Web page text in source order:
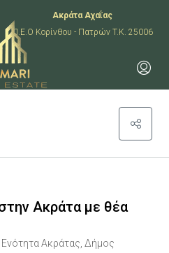
Ακράτα Αχαΐας
Π.Ε.Ο Κορίνθου - Πατρών T.K. 25006
Leaflet|
Ακράτα με θέα
Ακράτας, Δήμος